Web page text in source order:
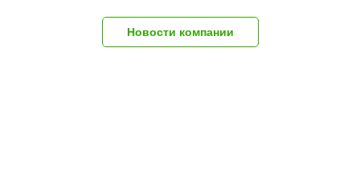
Новости компании